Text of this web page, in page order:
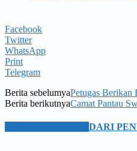
Facebook
Twitter
WhatsApp
Print
Telegram
Berita sebelumyaPetugas Berikan
Berita berikutnyaCamat Pantau
DARI